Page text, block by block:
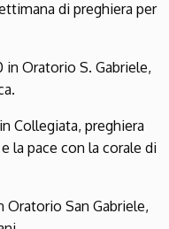
di preghiera per
in Oratorio S. Gabriele,
Collegiata, preghiera
la pace con la corale di
Oratorio San Gabriele,